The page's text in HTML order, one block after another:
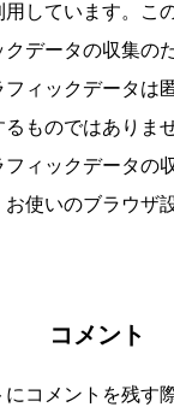
しています。こ
クデータの収集の
フィックデータは
るものではありま
ィックデータの
使いのブラウザ
コメント
コメントを残す